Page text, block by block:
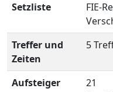
Setzliste
FIE-
Treffer und
Zeiten
5
Aufsteiger
21